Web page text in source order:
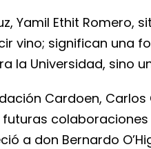
Yamil Ethit
vino; significan una
la Universidad, sino
Cardoen,
colaboraciones
a don Bernardo